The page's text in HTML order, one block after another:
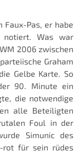
Faux-Pas, er habe
notiert. Was war
2006 zwischen
Graham
Gelbe Karte. So
90. Minute ein
die notwendige
alle Beteiligten
Foul in der
Simunic des
rot für sein rüdes